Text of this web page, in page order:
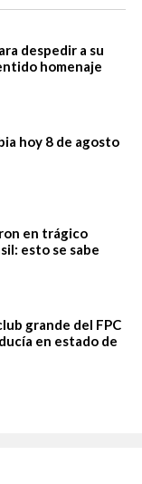
despedir a su
homenaje
hoy 8 de agosto
en trágico
esto se sabe
grande del FPC
en estado de